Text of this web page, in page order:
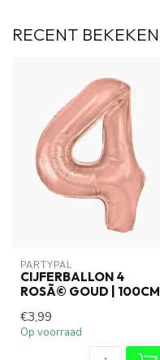
RECENT BEKEKEN
PARTYPAL
CIJFERBALLON 4
ROSÃ© GOUD | 100CM
€3,99
Op voorraad